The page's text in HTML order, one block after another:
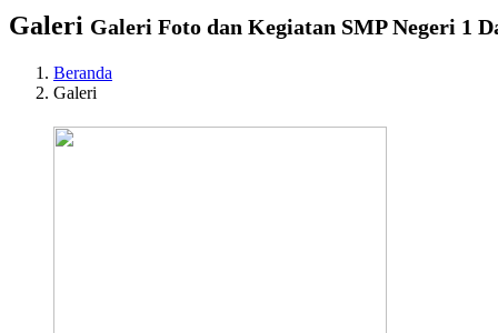
Galeri Galeri Foto dan Kegiatan SMP Negeri 1
Beranda
Galeri